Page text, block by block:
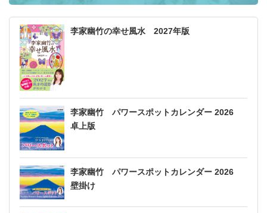
李家幽竹の幸せ風水 2027年版
李家幽竹 パワースポットカレンダー 2026
卓上版
李家幽竹 パワースポットカレンダー 2026
壁掛け